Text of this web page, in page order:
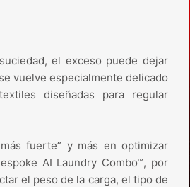
el exceso puede dejar
vuelve especialmente delicado
diseñadas para regular
fuerte” y más en optimizar
AI Laundry Combo™, por
el peso de la carga, el tipo de